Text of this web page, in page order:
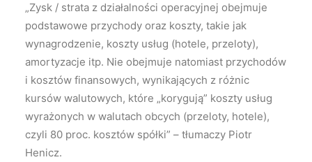
„Zysk / strata z działalności operacyjnej obejmuje
podstawowe przychody oraz koszty, takie jak
wynagrodzenie, koszty usług (hotele, przeloty),
amortyzacje itp. Nie obejmuje natomiast przychodów
i kosztów finansowych, wynikających z różnic
kursów walutowych, które „korygują” koszty usług
wyrażonych w walutach obcych (przeloty, hotele),
czyli 80 proc. kosztów spółki” – tłumaczy Piotr
Henicz.